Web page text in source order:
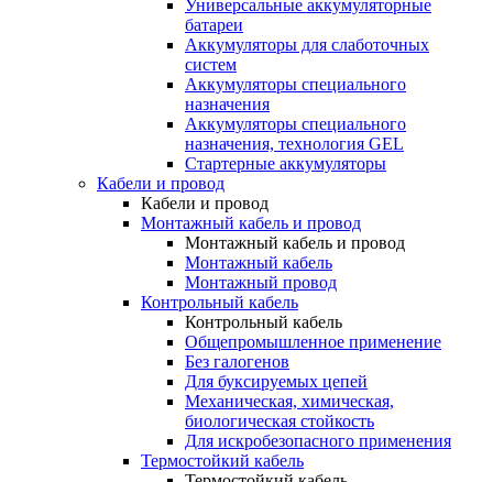
Универсальные аккумуляторные
батареи
Аккумуляторы для слаботочных
систем
Аккумуляторы специального
назначения
Аккумуляторы специального
назначения, технология GEL
Стартерные аккумуляторы
Кабели и провод
Кабели и провод
Монтажный кабель и провод
Монтажный кабель и провод
Монтажный кабель
Монтажный провод
Контрольный кабель
Контрольный кабель
Общепромышленное применение
Без галогенов
Для буксируемых цепей
Механическая, химическая,
биологическая стойкость
Для искробезопасного применения
Термостойкий кабель